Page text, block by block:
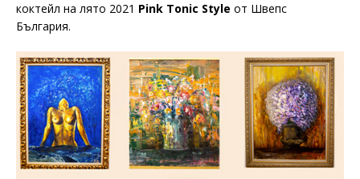
коктейл на лято 2021 Pink Tonic Style от Швепс
България.